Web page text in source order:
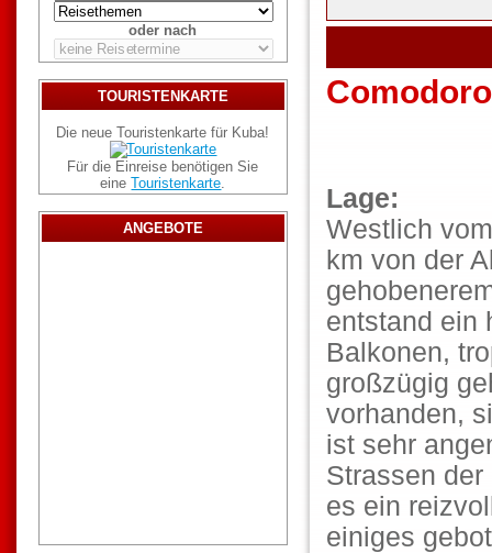
oder nach
TOURISTENKARTE
Die neue Touristenkarte für Kuba!
Für die Einreise benötigen Sie
eineTouristenkarte.
ANGEBOTE
Lage:
Westlich
km von der
entstand ein
Balkonen,
großzügig
vorhanden,
ist sehr
Strassen
es ein
einiges